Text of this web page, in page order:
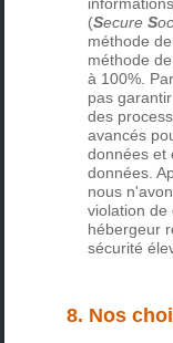
(SecureS
méthode
méthode
à 100%.
pas
des
avancés
données et
données.
nous
violation de
hébergeur
sécurité
8. Nos